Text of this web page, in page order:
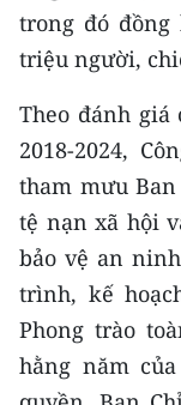
Chuyên trang
CHUYÊN ĐỀ
CÁC CHUYÊN
VỀ BÁO NHÂN
THỜI NAY
NHÂN DÂN
NHÂN DÂN
trong đó đồng
triệu người,
Theo đánh giá
2018-2024,
tham mưu
tệ nạn xã hội
bảo vệ an
trình, kế
Phong trào
hằng năm